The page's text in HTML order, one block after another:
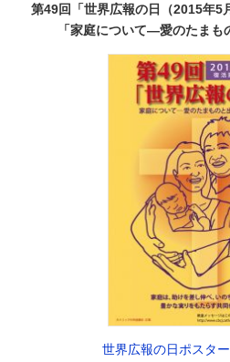
第49回「世界広報の日（2015年5
「家庭について―愛のたまも
世界広報の日ポスタ